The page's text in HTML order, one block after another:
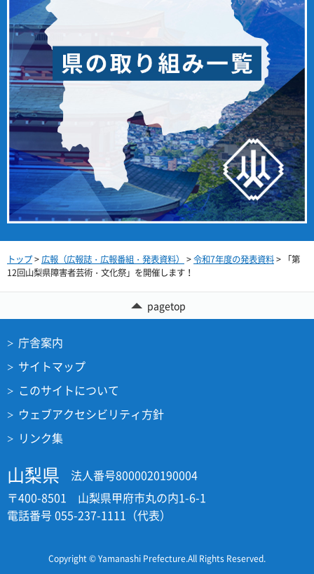
トップ>広報（広報誌・広報番組・発表資料） >令和7年度の発表資料> 「第
12回山梨県障害者芸術・文化祭」を開催します！
pagetop
庁舎案内
サイトマップ
このサイトについて
ウェブアクセシビリティ方針
リンク集
山梨県
法人番号8000020190004
〒400-8501 山梨県甲府市丸の内1-6-1
電話番号 055-237-1111（代表）
Copyright © Yamanashi Prefecture.All Rights Reserved.